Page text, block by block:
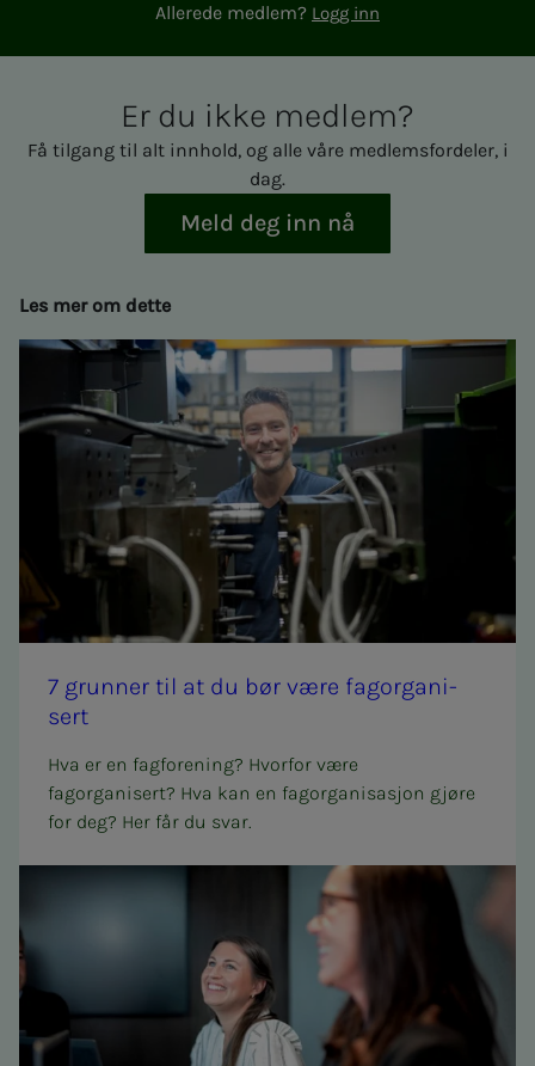
Allerede medlem? Logg inn
Er du ikke med­­­­­lem?
Få tilgang til alt innhold, og alle våre medlemsfordeler, i
dag.
Meld deg inn nå
Les mer om dette
7 grun­­­ner til at du bør være fag­or­­­ga­­­ni­­­
sert
Hva er en fagforening? Hvorfor være
fagorganisert? Hva kan en fagorganisasjon gjøre
for deg? Her får du svar.